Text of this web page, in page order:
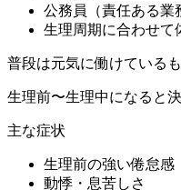
公務員（責任ある業
生理周期に合わせて
普段は元気に働けているも
生理前〜生理中になると
主な症状
生理前の強い倦怠感
動悸・息苦しさ